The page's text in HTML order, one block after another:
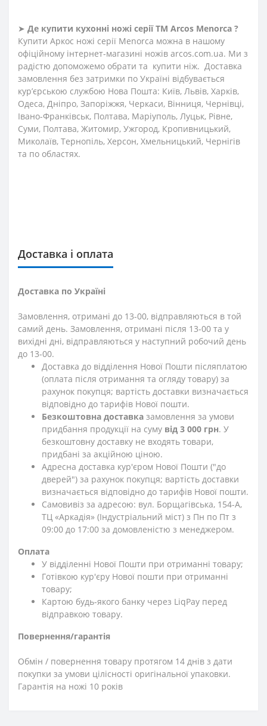
➤ Де купити кухонні ножі серіїТМ Arcos Menorca ?
Купити Аркос ножі серії Menorca можна в нашому
офіційному інтернет-магазині ножів arcos.com.ua. Ми з
радістю допоможемо обрати та купити ніж. Доставка
замовлення без затримки по Україні відбувається
кур’єрською службою Нова Пошта: Київ, Львів, Харків,
Одеса, Дніпро, Запоріжжя, Черкаси, Вінниця, Чернівці,
Івано-Франківськ, Полтава, Маріуполь, Луцьк, Рівне,
Суми, Полтава, Житомир, Ужгород, Кропивницький,
Миколаїв, Тернопіль, Херсон, Хмельницький, Чернігів
та по областях.
Доставка і оплата
Доставка по Україні
Замовлення, отримані до 13-00, відправляються в той
самий день. Замовлення, отримані після 13-00 та у
вихідні дні, відправляються у наступний робочий день
до 13-00.
Доставка до відділення Нової Пошти післяплатою
(оплата після отримання та огляду товару) за
рахунок покупця; вартість доставки визначається
відповідно до тарифів Нової пошти.
Безкоштовна доставка замовлення за умови
придбання продукції на суму від 3 000 грн. У
безкоштовну доставку не входять товари,
придбані за акційною ціною.
Адресна доставка кур'єром Нової Пошти ("до
дверей") за рахунок покупця; вартість доставки
визначається відповідно до тарифів Нової пошти.
Самовивіз за адресою: вул. Борщагівська, 154-А,
ТЦ «Аркадія» (Індустріальний міст) з Пн по Пт з
09:00 до 17:00 за домовленістю з менеджером.
Оплата
У відділенні Нової Пошти при отриманні товару;
Готівкою кур'єру Нової пошти при отриманні
товару;
Картою будь-якого банку через LiqPay перед
відправкою товару.
Повернення/гарантія
Обмін / повернення товару протягом 14 днів з дати
покупки за умови цілісності оригінальної упаковки.
Гарантія на ножі 10 років